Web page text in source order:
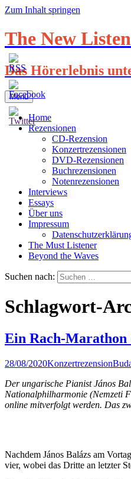
Zum Inhalt springen
The New
Das Hörerlebnis
Menü
Home
Rezensionen
CD-Rezension
Konzertrezensionen
DVD-Rezensionen
Buchrezensionen
Notenrezensionen
Interviews
Essays
Über uns
Impressum
The Must Listener
Beyond the Waves
Suchen nach:
Schlagwort-
Ein Rach-Marathon
28/08/2020Konzertrezension
Der ungarische Pianist János
Nationalphilharmonie (Nemzeti
online mitverfolgt werden. Das
Nachdem János Balázs am
vier, wobei das Dritte an letzter